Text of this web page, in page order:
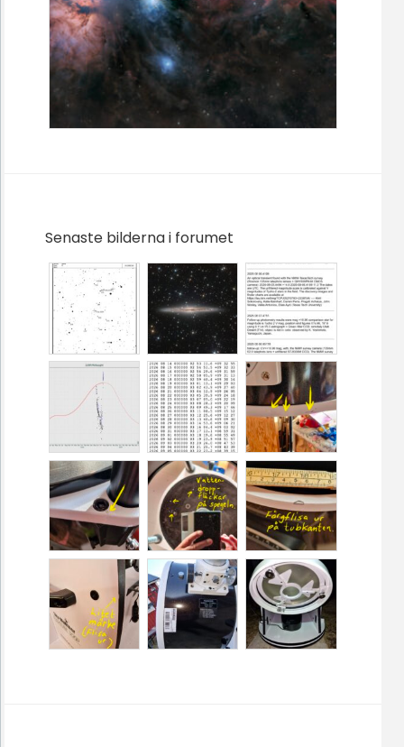
Senaste bilderna i forumet